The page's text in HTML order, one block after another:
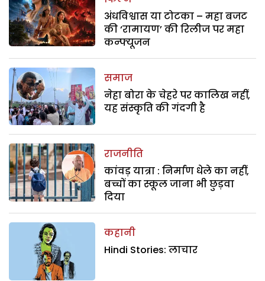
अंधविश्वास या टोटका – महा बजट
की ‘रामायण’ की रिलीज पर महा
कन्फ्यूजन
समाज
नेहा बोरा के चेहरे पर कालिख नहीं,
यह संस्कृति की गंदगी है
राजनीति
कांवड़ यात्रा : निर्माण धेले का नहीं,
बच्चों का स्कूल जाना भी छुड़वा
दिया
कहानी
Hindi Stories: लाचार